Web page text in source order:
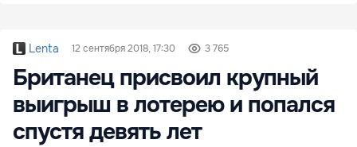
Lenta 12 сентября 2018, 17:30 3 765
Британец присвоил крупный
выигрыш в лотерею и попался
спустя девять лет